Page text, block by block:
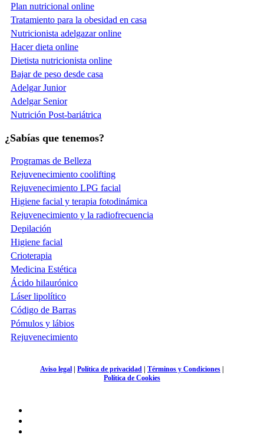
Plan nutricional online
Tratamiento para la obesidad en casa
Nutricionista adelgazar online
Hacer dieta online
Dietista nutricionista online
Bajar de peso desde casa
Adelgar Junior
Adelgar Senior
Nutrición Post-bariátrica
¿Sabías que tenemos?
Programas de Belleza
Rejuvenecimiento coolifting
Rejuvenecimiento LPG facial
Higiene facial y terapia fotodinámica
Rejuvenecimiento y la radiofrecuencia
Depilación
Higiene facial
Crioterapia
Medicina Estética
Ácido hilaurónico
Láser lipolítico
Código de Barras
Pómulos y lábios
Rejuvenecimiento
Aviso legal | Política de privacidad | Términos y Condiciones |
Política de Cookies